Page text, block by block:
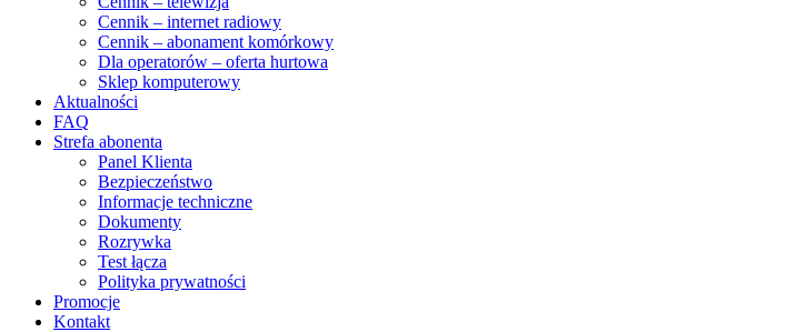
Cennik – internet radiowy
Cennik – abonament komórkowy
Dla operatorów – oferta hurtowa
Sklep komputerowy
Aktualności
FAQ
Strefa abonenta
Panel Klienta
Bezpieczeństwo
Informacje techniczne
Dokumenty
Rozrywka
Test łącza
Polityka prywatności
Promocje
Kontakt